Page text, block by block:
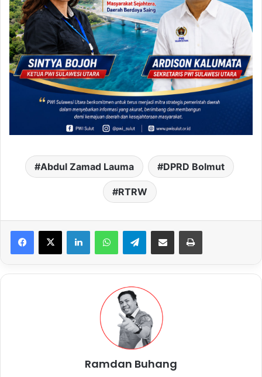
Abdul Zamad Lauma DPRD Bolmut
RTRW
Telegram
Ramdan Buhang